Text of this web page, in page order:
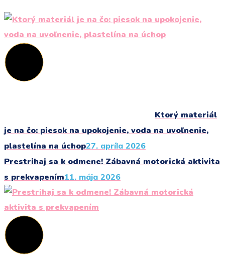
Ktorý materiál
je na čo: piesok na upokojenie, voda na uvoľnenie,
plastelína na úchop27. apríla 2026
Prestrihaj sa k odmene! Zábavná motorická aktivita
s prekvapením11. mája 2026